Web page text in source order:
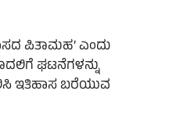
ಪಿತಾಮಹ’ ಎಂದು
ಘಟನೆಗಳನ್ನು
ಇತಿಹಾಸ ಬರೆಯುವ